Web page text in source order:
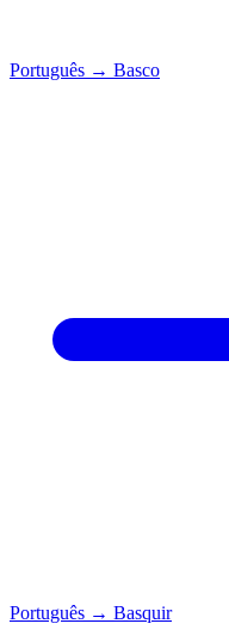
Português → Basco
Português → Basquir